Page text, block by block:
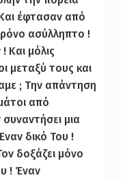
έφτασαν από
ασύλληπτο !
Και μόλις
μεταξύ τους και
; Την απάντηση
από
μια
δικό Του !
δοξάζει μόνο
! Έναν